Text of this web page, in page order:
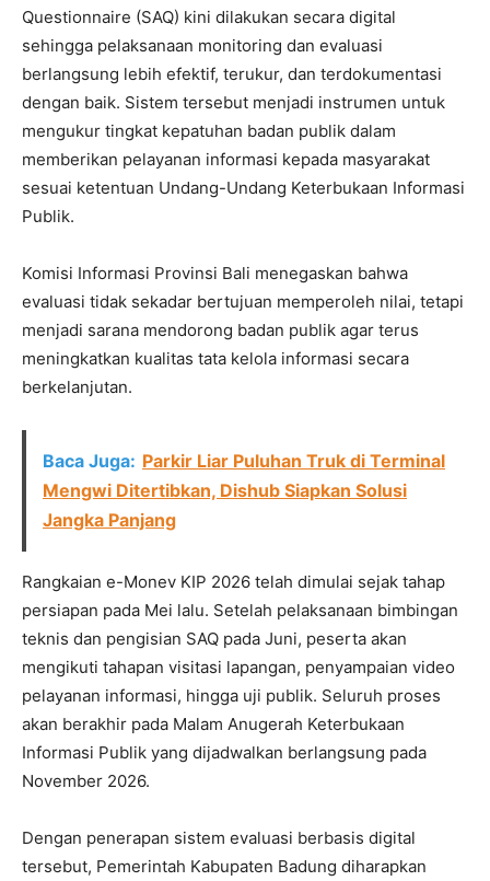
Questionnaire (SAQ) kini dilakukan secara digital
sehingga pelaksanaan monitoring dan evaluasi
berlangsung lebih efektif, terukur, dan terdokumentasi
dengan baik. Sistem tersebut menjadi instrumen untuk
mengukur tingkat kepatuhan badan publik dalam
memberikan pelayanan informasi kepada masyarakat
sesuai ketentuan Undang-Undang Keterbukaan Informasi
Publik.
Komisi Informasi Provinsi Bali menegaskan bahwa
evaluasi tidak sekadar bertujuan memperoleh nilai, tetapi
menjadi sarana mendorong badan publik agar terus
meningkatkan kualitas tata kelola informasi secara
berkelanjutan.
Baca Juga: Parkir Liar Puluhan Truk di Terminal
Mengwi Ditertibkan, Dishub Siapkan Solusi
Jangka Panjang
Rangkaian e-Monev KIP 2026 telah dimulai sejak tahap
persiapan pada Mei lalu. Setelah pelaksanaan bimbingan
teknis dan pengisian SAQ pada Juni, peserta akan
mengikuti tahapan visitasi lapangan, penyampaian video
pelayanan informasi, hingga uji publik. Seluruh proses
akan berakhir pada Malam Anugerah Keterbukaan
Informasi Publik yang dijadwalkan berlangsung pada
November 2026.
Dengan penerapan sistem evaluasi berbasis digital
tersebut, Pemerintah Kabupaten Badung diharapkan